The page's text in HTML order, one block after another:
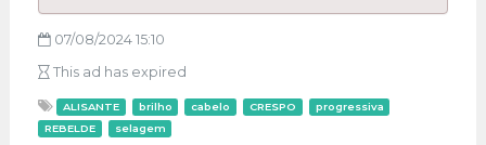
07/08/2024 15:10
This ad has expired
ALISANTE brilho cabelo CRESPO
progressiva
REBELDE
selagem